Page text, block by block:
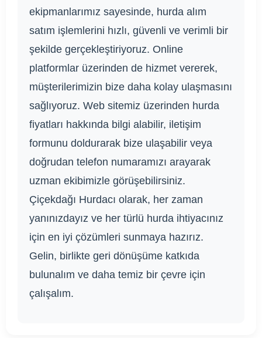
ekipmanlarımız sayesinde, hurda alım
satım işlemlerini hızlı, güvenli ve verimli bir
şekilde gerçekleştiriyoruz. Online
platformlar üzerinden de hizmet vererek,
müşterilerimizin bize daha kolay ulaşmasını
sağlıyoruz. Web sitemiz üzerinden hurda
fiyatları hakkında bilgi alabilir, iletişim
formunu doldurarak bize ulaşabilir veya
doğrudan telefon numaramızı arayarak
uzman ekibimizle görüşebilirsiniz.
Çiçekdağı Hurdacı olarak, her zaman
yanınızdayız ve her türlü hurda ihtiyacınız
için en iyi çözümleri sunmaya hazırız.
Gelin, birlikte geri dönüşüme katkıda
bulunalım ve daha temiz bir çevre için
çalışalım.